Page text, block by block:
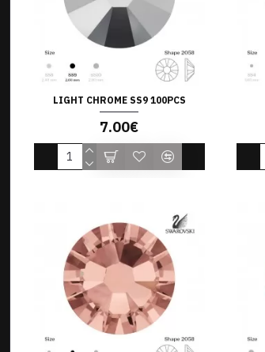
LIGHT CHROME SS9 100PCS
7.00€